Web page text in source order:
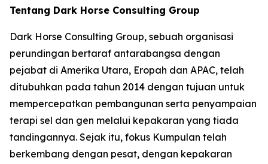
Tentang Dark Horse Consulting Group
Dark Horse Consulting Group, sebuah organisasi
perundingan bertaraf antarabangsa dengan
pejabat di Amerika Utara, Eropah dan APAC, telah
ditubuhkan pada tahun 2014 dengan tujuan untuk
mempercepatkan pembangunan serta penyampaian
terapi sel dan gen melalui kepakaran yang tiada
tandingannya. Sejak itu, fokus Kumpulan telah
berkembang dengan pesat, dengan kepakaran